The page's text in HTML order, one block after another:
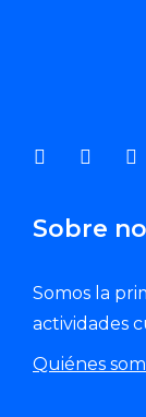
Sobre
Somos la
actividades
Quiénes